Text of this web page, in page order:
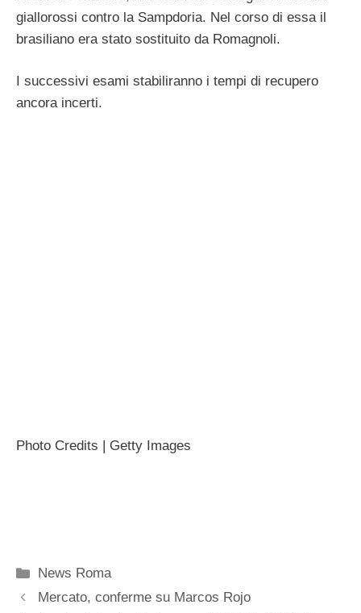
giallorossi contro la Sampdoria. Nel corso di essa il
brasiliano era stato sostituito da Romagnoli.
I successivi esami stabiliranno i tempi di recupero
ancora incerti.
Photo Credits | Getty Images
Categorie
News Roma
Mercato, conferme su Marcos Rojo